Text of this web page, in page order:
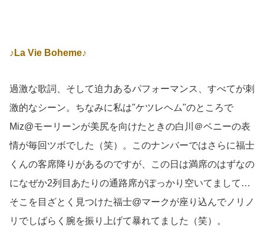
♪La Vie Boheme♪
過激な歌詞、そして迫力あるパフォーマンス、すべてが刺
激的なシーン。ちなみに私は"ケツレヘム"のところで
Miz@モーリーンが美尻を向けたときの白川＠ベニーの表
情が毎回ツボでした（笑）。このナンバーではさらに福士
くんの客席降りがあるのですが、この日は満席のはずなの
になぜか2列目あたりの通路席がぽっかり空いてまして…
そこを目ざとく見つけた福士@マークが座り込んでノリノ
リでしばらく腕を振り上げて暴れてました（笑）。